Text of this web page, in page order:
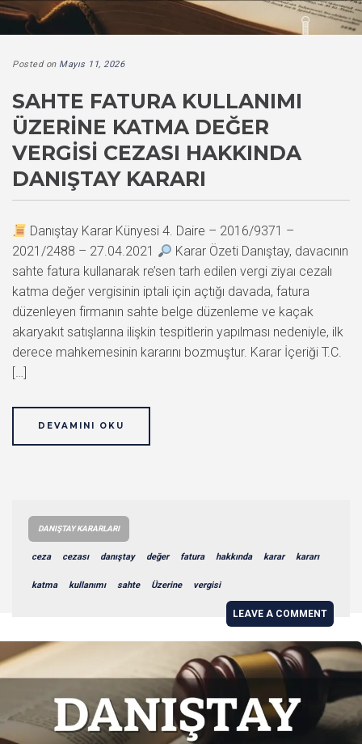
Posted on Mayıs 11, 2026
SAHTE FATURA KULLANIMI
ÜZERINE KATMA DEĞER
VERGISI CEZASI HAKKINDA
DANIŞTAY KARARI
Danıştay Karar Künyesi 4. Daire – 2016/9371 –
2021/2488 – 27.04.2021
Karar Özeti Danıştay, davacının
sahte fatura kullanarak re’sen tarh edilen vergi ziyaı cezalı
katma değer vergisinin iptali için açtığı davada, fatura
düzenleyen firmanın sahte belge düzenleme ve kaçak
akaryakıt satışlarına ilişkin tespitlerin yapılması nedeniyle, ilk
derece mahkemesinin kararını bozmuştur. Karar İçeriği T.C.
[…]
DEVAMINI OKU
DANIŞTAY KARARLARI
ceza cezası danıştay değer fatura hakkında karar kararı
katma kullanımı sahte Üzerine vergisi
LEAVE A COMMENT